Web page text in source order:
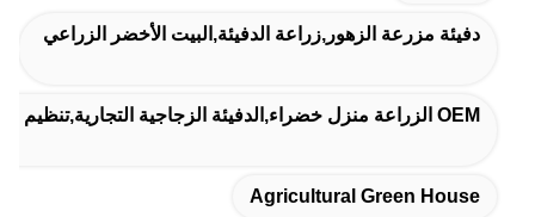
دفيئة مزرعة الزهور,زراعة الدفيئة,البيت الأخضر الزراعي
OEM الزراعة منزل خضراء,الدفيئة الزجاجية التجارية,تنظيم الرطوبة الزراعة الحديقة
Agricultural Green House